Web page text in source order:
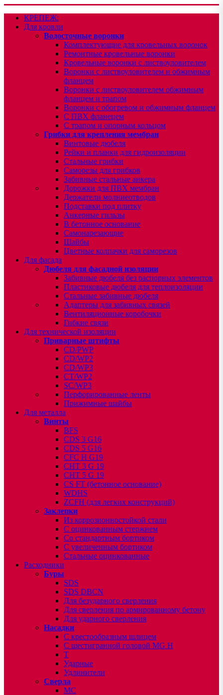
КРЕПЕЖ:
Для кровли
Водосточные воронки
Комплектующие для кровельных воронок
Ремонтные кровельные воронки
Кровельные воронки с листвоуловителем
Воронки с листвоуловителем и обжимным
фланцем
Воронки с листвоуловителем обжимным
фланцем и трапом
Воронки с обогревом и обжимным фланцем
С ПВХ фланецем
С трапом и опорным кольцом
Грибки для крепления мембран
Винтовые дюбеля
Рейки и планки для гидроизоляции
Стальные грибки
Саморезы для грибков
Забивные стальные анкера
Дорожки для ПВХ мембран
Держатели молниеотводов
Подставки под плитку
Анкерные гильзы
В бетонное основание
Самонарезающие
Шайбы
Цветные колпачки для саморезов
Для фасада
Дюбеля для фасадной изоляции
Забивные дюбеля без распорных элементов
Пластиковые дюбеля для теплоизоляции
Стальные забивные дюбеля
Адаптеры для забивных связей
Вентиляционные коробочки
Гибкие связи
Для технической изоляции
Приварные штифты
CD/PWP
CD/WP2
CD/WP3
CT/WP2
SC/WP3
Перфорированные ленты
Прижимные шайбы
Для металла
Винты
BFS
CDS 3 G16
CDS 5 G16
CFC H G19
CHT 3 G 19
CHT 5 G 19
CS FT (бетонное основание)
WDHS
ZCFH (для легких конструкций)
Заклепки
Из коррозионностойкой стали
С оцинкованным стержнем
Со стандартным бортиком
С увеличенным бортиком
Стальные оцинкованные
Расходники
Буры
SDS
SDS DBCN
Для безударного сверления
Для сверления по армированному бетону
Для ударного сверления
Насадки
С крестообразным шлицем
С шестигранной головой MG H
T
Ударные
Удлинители
Сверла
МС